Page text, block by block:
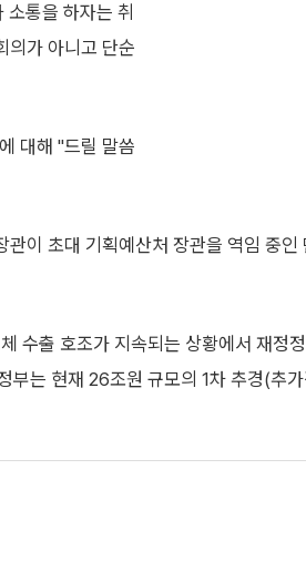
통을 하자는 취
의가 아니고 단순
대해 "드릴 말씀
이 초대 기획예산처 장관을 역임 중인
수출 호조가 지속되는 상황에서 재정
부는 현재 26조원 규모의 1차 추경(추